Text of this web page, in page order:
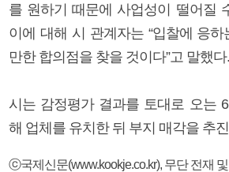
를 원하기 때문에 사업성이 떨어질
이에 대해 시 관계자는 “입찰에 응
만한 합의점을 찾을 것이다”고 말했다.
시는 감정평가 결과를 토대로 오는
해 업체를 유치한 뒤 부지 매각을 추
ⓒ국제신문(www.kookje.co.kr), 무단 전재